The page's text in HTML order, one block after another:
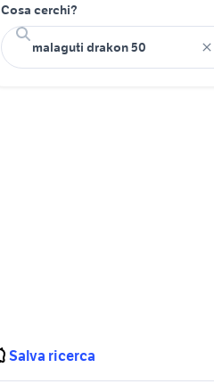
Cosa cerchi?
Salva ricerca